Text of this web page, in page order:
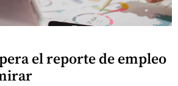
el reporte de empleo